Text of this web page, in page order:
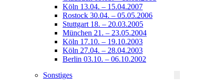
Köln 13.04. – 15.04.2007
Rostock 30.04. – 05.05.2006
Stuttgart 18. – 20.03.2005
München 21. – 23.05.2004
Köln 17.10. – 19.10.2003
Köln 27.04. – 28.04.2003
Berlin 03.10. – 06.10.2002
Sonstiges